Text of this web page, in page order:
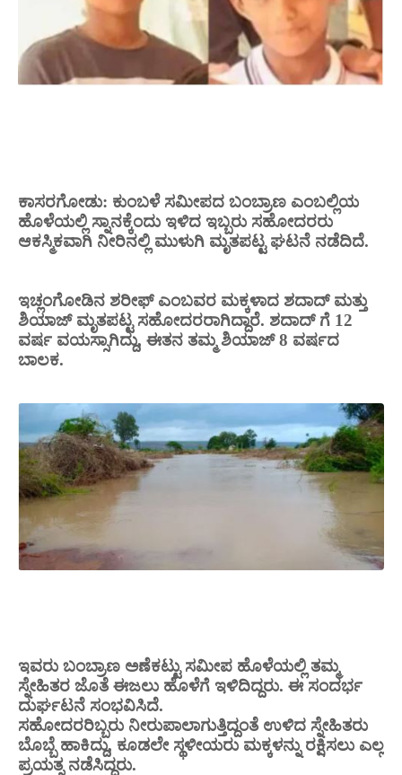
ಕಾಸರಗೋಡು: ಕುಂಬಳೆ ಸಮೀಪದ ಬಂಬ್ರಾಣ ಎಂಬಲ್ಲಿಯ
ಹೊಳೆಯಲ್ಲಿ ಸ್ನಾನಕ್ಕೆಂದು ಇಳಿದ ಇಬ್ಬರು ಸಹೋದರರು
ಆಕಸ್ಮಿಕವಾಗಿ ನೀರಿನಲ್ಲಿ ಮುಳುಗಿ ಮೃತಪಟ್ಟ ಘಟನೆ ನಡೆದಿದೆ.
ಇಚ್ಲಂಗೋಡಿನ ಶರೀಫ್ ಎಂಬವರ ಮಕ್ಕಳಾದ ಶದಾದ್ ಮತ್ತು
ಶಿಯಾಜ್ ಮೃತಪಟ್ಟ ಸಹೋದರರಾಗಿದ್ದಾರೆ. ಶದಾದ್ ಗೆ 12
ವರ್ಷ ವಯಸ್ಸಾಗಿದ್ದು, ಈತನ ತಮ್ಮ ಶಿಯಾಜ್ 8 ವರ್ಷದ
ಬಾಲಕ.
ಇವರು ಬಂಬ್ರಾಣ ಅಣೆಕಟ್ಟು ಸಮೀಪ ಹೊಳೆಯಲ್ಲಿ ತಮ್ಮ
ಸ್ನೇಹಿತರ ಜೊತೆ ಈಜಲು ಹೊಳೆಗೆ ಇಳಿದಿದ್ದರು. ಈ ಸಂದರ್ಭ
ದುರ್ಘಟನೆ ಸಂಭವಿಸಿದೆ.
ಸಹೋದರರಿಬ್ಬರು ನೀರುಪಾಲಾಗುತ್ತಿದ್ದಂತೆ ಉಳಿದ ಸ್ನೇಹಿತರು
ಬೊಬ್ಬೆ ಹಾಕಿದ್ದು, ಕೂಡಲೇ ಸ್ಥಳೀಯರು ಮಕ್ಕಳನ್ನು ರಕ್ಷಿಸಲು ಎಲ್ಲ
ಪ್ರಯತ್ನ ನಡೆಸಿದ್ದರು.